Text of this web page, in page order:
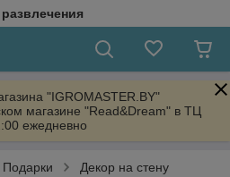
"IGROMASTER.BY"
магазине "Read&Dream" в ТЦ
ежедневно
Подарки Декор на стену